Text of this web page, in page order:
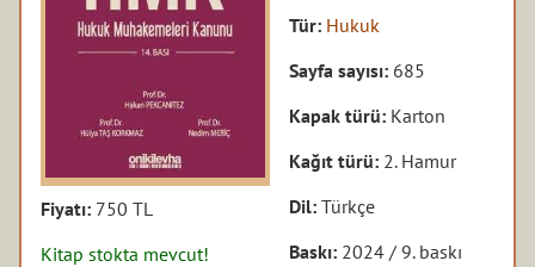
Fiyatı: 750 TL
Kitap stokta mevcut!
Tür: Hukuk
Sayfa sayısı: 685
Kapak türü: Karton
Kağıt türü: 2. Hamur
Dil:Türkçe
Baskı: 2024 / 9. baskı